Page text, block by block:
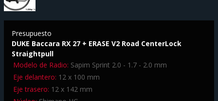
Presupuesto
DUKE Baccara RX 27 + ERASE V2 Road CenterLock
Straightpull
Modelo de Radio: Sapim Sprint 2.0 - 1.7 - 2.0 mm
Eje delantero: 12 x 100 mm
Eje trasero: 12 x 142 mm